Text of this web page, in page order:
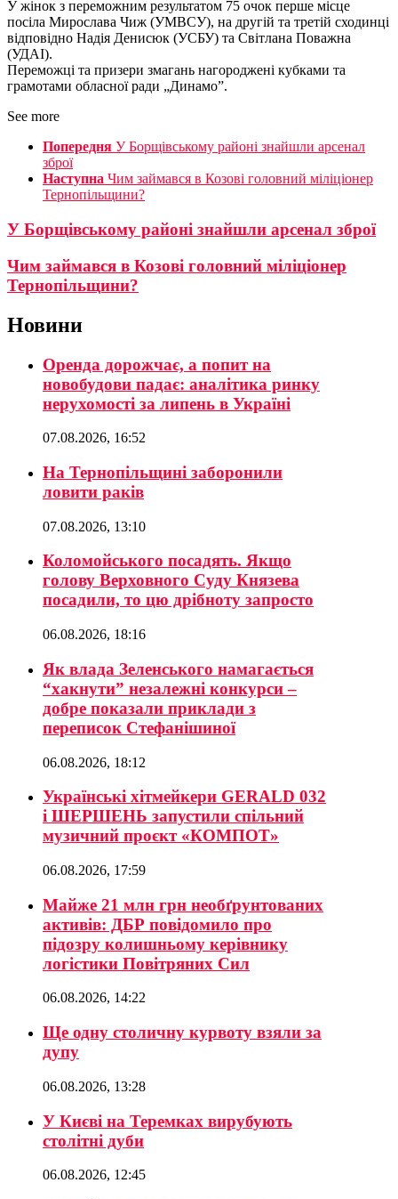
У жінок з переможним результатом 75 очок перше місце
посіла Мирослава Чиж (УМВСУ), на другій та третій сходинці
відповідно Надія Денисюк (УСБУ) та Світлана Поважна
(УДАІ).
Переможці та призери змагань нагороджені кубками та
грамотами обласної ради „Динамо”.
See more
Попередня У Борщівському районі знайшли арсенал
зброї
Наступна Чим займався в Козові головний міліціонер
Тернопільщини?
У Борщівському районі знайшли арсенал зброї
Чим займався в Козові головний міліціонер
Тернопільщини?
Новини
Оренда дорожчає, а попит на
новобудови падає: аналітика ринку
нерухомості за липень в Україні
07.08.2026, 16:52
На Тернопільщині заборонили
ловити раків
07.08.2026, 13:10
Коломойського посадять. Якщо
голову Верховного Суду Князева
посадили, то цю дрібноту запросто
06.08.2026, 18:16
Як влада Зеленського намагається
“хакнути” незалежні конкурси –
добре показали приклади з
переписок Стефанішиної
06.08.2026, 18:12
Українські хітмейкери GERALD 032
і ШЕРШЕНЬ запустили спільний
музичний проєкт «КОМПОТ»
06.08.2026, 17:59
Майже 21 млн грн необґрунтованих
активів: ДБР повідомило про
підозру колишньому керівнику
логістики Повітряних Сил
06.08.2026, 14:22
Ще одну столичну курвоту взяли за
дупу
06.08.2026, 13:28
У Києві на Теремках вирубують
столітні дуби
06.08.2026, 12:45